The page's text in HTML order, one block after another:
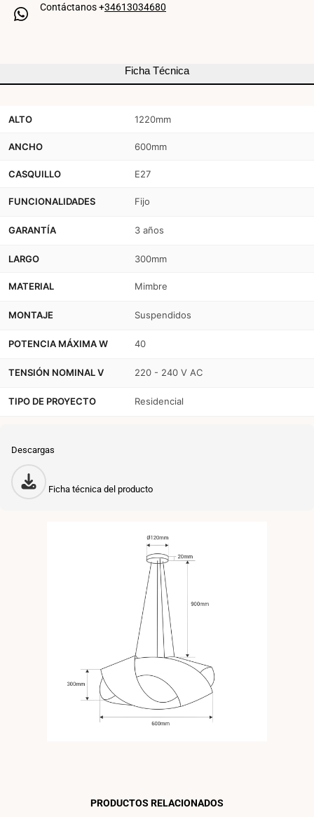
"NIDO" "NIDO"
Contáctanos +34613034680
Ficha Técnica
ALTO 1220mm
ANCHO 600mm
CASQUILLO E27
FUNCIONALIDADES Fijo
GARANTÍA 3 años
LARGO 300mm
MATERIAL Mimbre
MONTAJE Suspendidos
POTENCIA MÁXIMA W 40
TENSIÓN NOMINAL V 220 - 240 V AC
TIPO DE PROYECTO Residencial
Descargas
Ficha técnica del producto
PRODUCTOS RELACIONADOS